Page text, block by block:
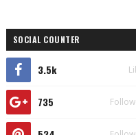
SOCIAL COUNTER
3.5k
735